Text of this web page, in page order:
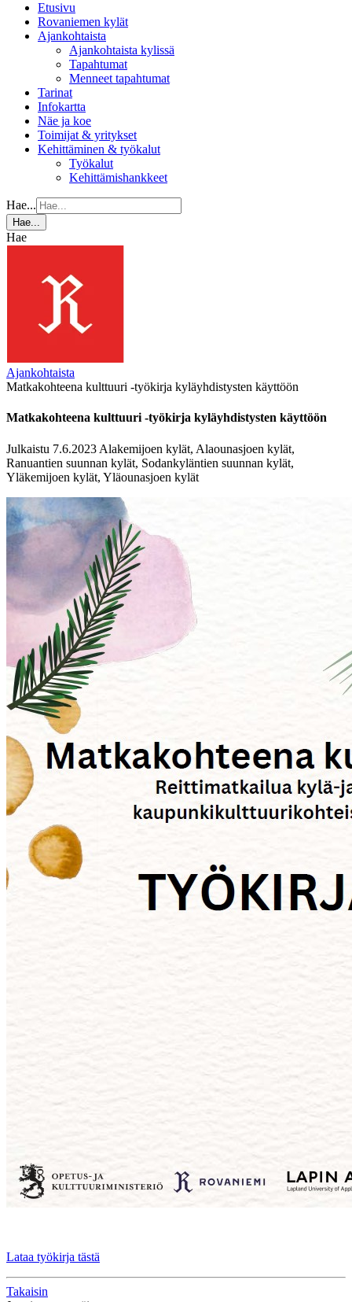
Etusivu
Rovaniemen kylät
Ajankohtaista
Ajankohtaista kylissä
Tapahtumat
Menneet tapahtumat
Tarinat
Infokartta
Näe ja koe
Toimijat & yritykset
Kehittäminen & työkalut
Työkalut
Kehittämishankkeet
Hae...
Hae...
Hae
Ajankohtaista
Matkakohteena kulttuuri -työkirja kyläyhdistysten käyttöön
Matkakohteena kulttuuri -työkirja kyläyhdistysten käyttöön
Julkaistu 7.6.2023 Alakemijoen kylät, Alaounasjoen kylät,
Ranuantien suunnan kylät, Sodankyläntien suunnan kylät,
Yläkemijoen kylät, Yläounasjoen kylät
Lataa työkirja tästä
Takaisin